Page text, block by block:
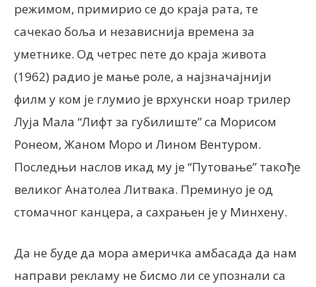
режимом, примирио се до краја рата, те
сачекао боља и независнија времена за
уметнике. Од четрес пете до краја живота
(1962) радио је мање роле, а најзначајнији
филм у ком је глумио је врхунски ноар трилер
Луја Мала “Лифт за губилиште” са Морисом
Ронеом, Жаном Моро и Лином Вентуром.
Последњи наслов икад му је “Путовање” такође
великог Анатолеа Литвака. Преминуо је од
стомачног канцера, а сахрањен је у Минхену.
Да не буде да мора америчка амбасада да нам
направи рекламу не бисмо ли се упознали са